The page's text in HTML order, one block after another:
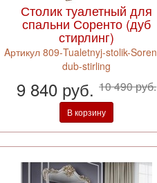
Столик туалетный для
спальни Соренто (дуб
стирлинг)
Aртикул 809-Tualetnyj-stolik-
dub-stirling
9 840 руб.10 490 руб.
В корзину